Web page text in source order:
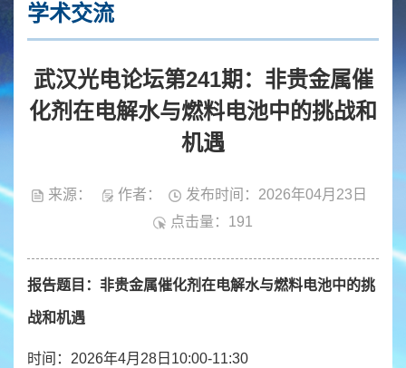
学术交流
武汉光电论坛第241期：非贵金属催
化剂在电解水与燃料电池中的挑战和
机遇
来源： 作者：
发布时间：2026年04月23日
点击量： 191
报告题目： 非贵金属催化剂在电解水与燃料电池中的挑
战和机遇
时间：2026年4月28日10:00-11:30